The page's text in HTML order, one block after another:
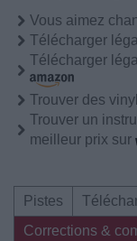
Vous aimez
Télécharger
Télécharger
Trouver des
Trouver un
meilleur prix sur
Pistes
Corrections &